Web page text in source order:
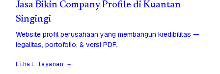
Jasa Bikin Company Profile di Kuantan
Singingi
Website profil perusahaan yang membangun kredibilitas —
legalitas, portofolio, & versi PDF.
Lihat layanan →